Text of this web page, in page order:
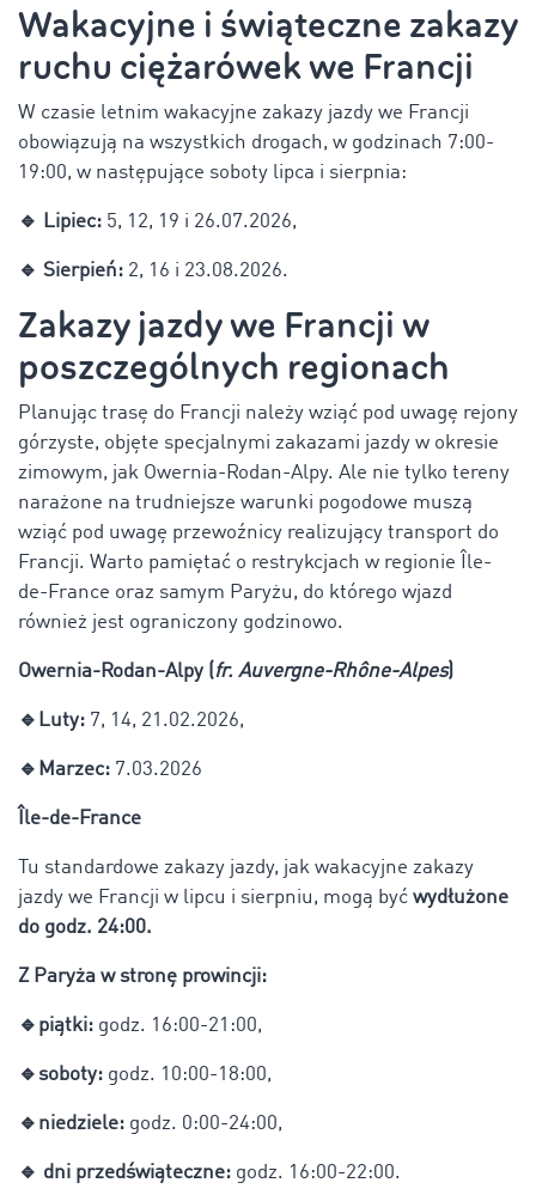
Wakacyjne i świąteczne zakazy
ruchu ciężarówek we Francji
W czasie letnim wakacyjne zakazy jazdy we Francji
obowiązują na wszystkich drogach, w godzinach 7:00-
19:00, w następujące soboty lipca i sierpnia:
🔹 Lipiec: 5, 12, 19 i 26.07.2026,
🔹 Sierpień: 2, 16 i 23.08.2026.
Zakazy jazdy we Francji w
poszczególnych regionach
Planując trasę do Francji należy wziąć pod uwagę rejony
górzyste, objęte specjalnymi zakazami jazdy w okresie
zimowym, jak Owernia-Rodan-Alpy. Ale nie tylko tereny
narażone na trudniejsze warunki pogodowe muszą
wziąć pod uwagę przewoźnicy realizujący transport do
Francji. Warto pamiętać o restrykcjach w regionie Île-
de-France oraz samym Paryżu, do którego wjazd
również jest ograniczony godzinowo.
Owernia-Rodan-Alpy (fr. Auvergne-Rhône-Alpes)
🔹Luty: 7, 14, 21.02.2026,
🔹Marzec: 7.03.2026
Île-de-France
Tu standardowe zakazy jazdy, jak wakacyjne zakazy
jazdy we Francji w lipcu i sierpniu, mogą być wydłużone
do godz. 24:00.
Z Paryża w stronę prowincji:
🔹piątki: godz. 16:00-21:00,
🔹soboty: godz. 10:00-18:00,
🔹niedziele: godz. 0:00-24:00,
🔹 dni przedświąteczne: godz. 16:00-22:00.